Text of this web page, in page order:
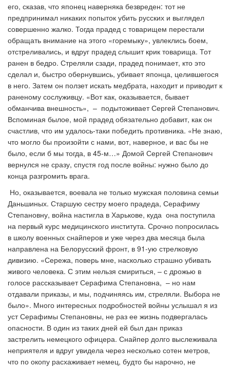
его, сказав, что японец наверняка безвреден: тот не
предпринимал никаких попыток убить русских и выглядел
совершенно жалко. Тогда прадед с товарищем перестали
обращать внимание на этого «горемыку», увлеклись боем,
отстреливались, и вдруг прадед слышит крик товарища. Тот
ранен в бедро. Стреляли сзади, прадед понимает, кто это
сделал и, быстро обернувшись, убивает японца, целившегося
в него. Затем он ползет искать медбрата, находит и приводит к
раненому сослуживцу. «Вот как, оказывается, бывает
обманчива внешность», – подытоживает Сергей Степанович.
Вспоминая былое, мой прадед обязательно добавит, как он
счастлив, что им удалось-таки победить противника. «Не знаю,
что могло бы произойти с нами, вот, наверное, и вас бы не
было, если б мы тогда, в 45-м…» Домой Сергей Степанович
вернулся не сразу, спустя год после войны: нужно было до
конца разгромить врага.
Но, оказывается, воевала не только мужская половина семьи
Даньшиных. Старшую сестру моего прадеда, Серафиму
Степановну, война настигла в Харькове, куда она поступила
на первый курс медицинского института. Срочно попросилась
в школу военных снайперов и уже через два месяца была
направлена на Белорусский фронт, в 91-ую стрелковую
дивизию. «Сережа, поверь мне, насколько страшно убивать
живого человека. С этим нельзя смириться, – с дрожью в
голосе рассказывает Серафима Степановна, – но нам
отдавали приказы, и мы, подчиняясь им, стреляли. Выбора не
было». Много интересных подробностей войны услышал я из
уст Серафимы Степановны, не раз ее жизнь подвергалась
опасности. В один из таких дней ей был дан приказ
застрелить немецкого офицера. Снайпер долго выслеживала
неприятеля и вдруг увидела через несколько сотен метров,
что по окопу расхаживает немец, будто бы нарочно, не